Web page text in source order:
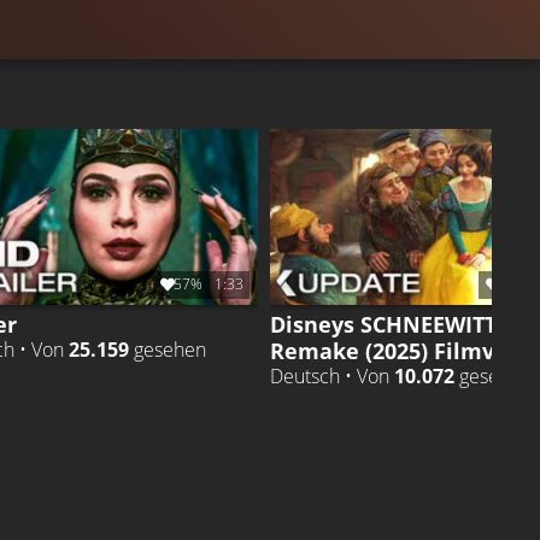
57% 1:33
• Von 25.159 gesehen
Disneys
Remake (2025)
Deutsch • Von 10.072 gesehen